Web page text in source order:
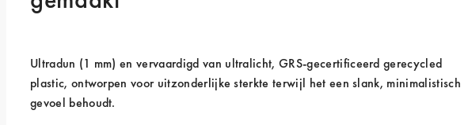
Ultradun (1 mm) en vervaardigd van ultralicht, GRS-gecertificeerd gerecycled
plastic, ontworpen voor uitzonderlijke sterkte terwijl het een slank, minimalistisch
gevoel behoudt.